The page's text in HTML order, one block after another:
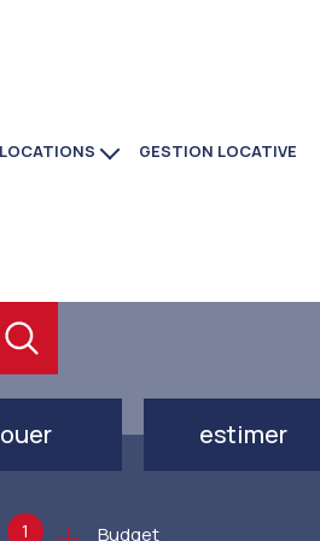
LOCATIONS GESTION LOCATIVE
estimer
1 Budget